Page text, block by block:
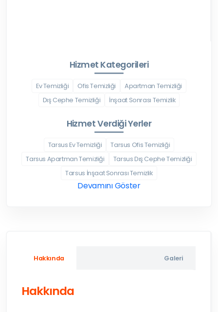
Hizmet Kategorileri
Ev Temizliği Ofis Temizliği
Apartman Temizliği
Dış Cephe Temizliği
İnşaat Sonrası Temizlik
Hizmet Verdiği Yerler
Tarsus Ev Temizliği
Tarsus Ofis Temizliği
Tarsus Apartman Temizliği
Tarsus Dış Cephe Temizliği
Tarsus İnşaat Sonrası Temizlik
Devamını Göster
Hakkında Galeri
Hakkında